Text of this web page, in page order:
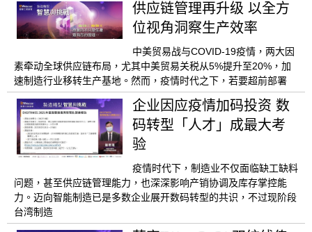
供应链管理再升级 以全方
位视角洞察生产效率
中美贸易战与COVID-19疫情，两大因
素牵动全球供应链布局，尤其中美贸易关税从5%提升至20%，加
速制造行业移转生产基地。然而，疫情时代之下，若要超前部署
企业因应疫情加码投资 数
码转型「人才」成最大考
验
疫情时代下，制造业不仅面临缺工缺料
问题，甚至供应链管理能力，也深深影响产销协调及库存掌控能
力。迈向智能制造已是多数企业展开数码转型的共识，不过现阶段
台湾制造